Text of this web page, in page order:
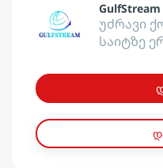
GulfStream
უძრავი
საიტზე